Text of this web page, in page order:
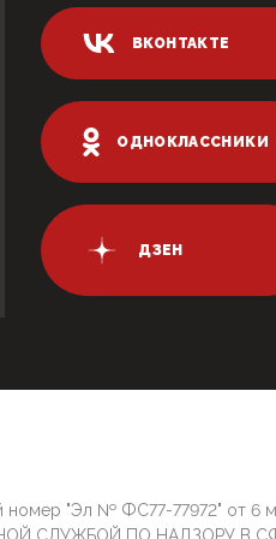
ВКОНТАКТЕ
ОДНОКЛАССНИКИ
ДЗЕН
номер "Эл № ФС77-77972" от 6